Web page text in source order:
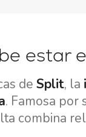
estar
de Split, la
. Famosa por
combina